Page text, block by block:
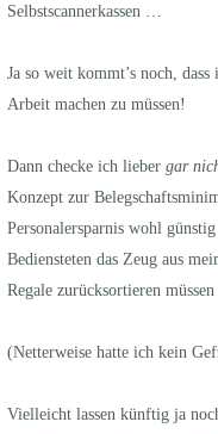
Selbstscannerkassen …
Ja so weit kommt’s noch,
Arbeit machen zu müssen!
Dann checke ich liebergar
Konzept zur
Personalersparnis wohl
Bediensteten das Zeug aus
Regale zurücksortieren
(Netterweise hatte ich kein
Vielleicht lassen künftig ja